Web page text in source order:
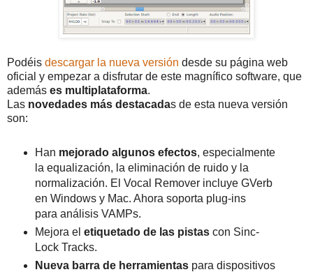
Podéis descargar la nueva versión desde su página web
oficial y empezar a disfrutar de este magnífico software, que
además es multiplataforma.
Las novedades más destacadas de esta nueva versión
son:
Han mejorado algunos efectos, especialmente
la equalización, la eliminación de ruido y la
normalización. El Vocal Remover incluye GVerb
en Windows y Mac. Ahora soporta plug-ins
para análisis VAMPs.
Mejora el etiquetado de las pistascon Sinc-
Lock Tracks.
Nueva barra de herramientaspara dispositivos